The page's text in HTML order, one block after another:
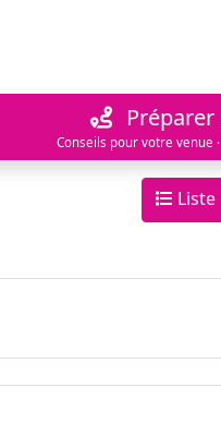
Conseils pour votre venue
Liste